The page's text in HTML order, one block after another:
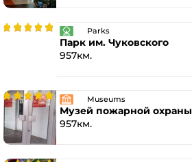
Parks
Парк им. Чуковского
957км.
Museums
Музей пожарной охраны
957км.